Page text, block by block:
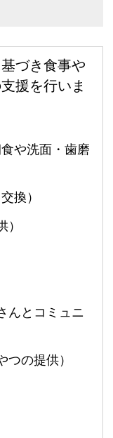
づき食事や
援を行いま
や洗面・歯磨
換）
んとコミュニ
の提供）